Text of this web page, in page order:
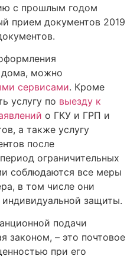
с прошлым годом
прием документов 2019
дома, можно
сервисами. Кроме
услугу по выезду к
о ГКУ и ГРП и
а также услугу
после
ограничительных
соблюдаются все меры
в том числе они
защиты.
подачи
законом, – это почтовое
при его